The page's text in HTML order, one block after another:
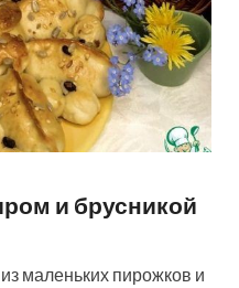
и брусникой
маленьких пирожков и